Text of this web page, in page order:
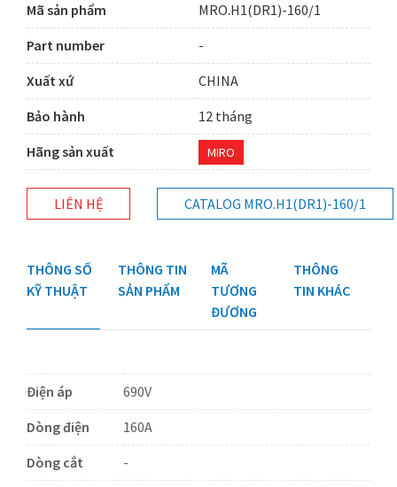
Mã sản phẩm
MRO.H1(DR1)-160/1
Part number
-
Xuất xứ
CHINA
Bảo hành
12 tháng
Hãng sản xuất
MIRO
LIÊN HỆ CATALOG MRO.H1(DR1)-160/1
THÔNG SỐ
KỸ THUẬT
THÔNG TIN
SẢN PHẨM
MÃ
TƯƠNG
ĐƯƠNG
THÔNG
TIN KHÁC
Điện áp
690V
Dòng điện
160A
Dòng cắt
-